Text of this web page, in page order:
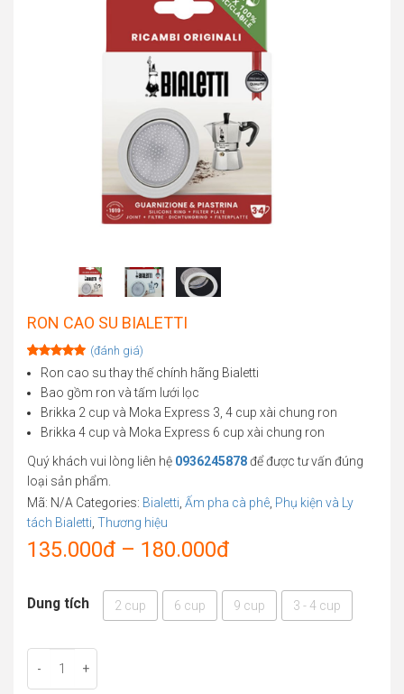
RON CAO SU BIALETTI
Rated5.00
based on
1
customer
rating
(đánh giá)
Ron cao su thay thế chính hãng Bialetti
Bao gồm ron và tấm lưới lọc
Brikka 2 cup và Moka Express 3, 4 cup xài chung ron
Brikka 4 cup và Moka Express 6 cup xài chung ron
Quý khách vui lòng liên hệ 0936245878để được tư vấn đúng
loại sản phẩm.
Mã: N/A Categories: Bialetti, Ấm pha cà phê, Phụ kiện và Ly
tách Bialetti, Thương hiệu
135.000đ – 180.000đPrice
range:
135.000đ
Dung tích 2 cup 6 cup 9 cup 3 - 4 cup
- +